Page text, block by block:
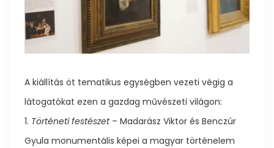
A kiállítás öt tematikus egységben vezeti végig a
látogatókat ezen a gazdag művészeti világon:
1. Történeti festészet– Madarász Viktor és Benczúr
Gyula monumentális képei a magyar történelem